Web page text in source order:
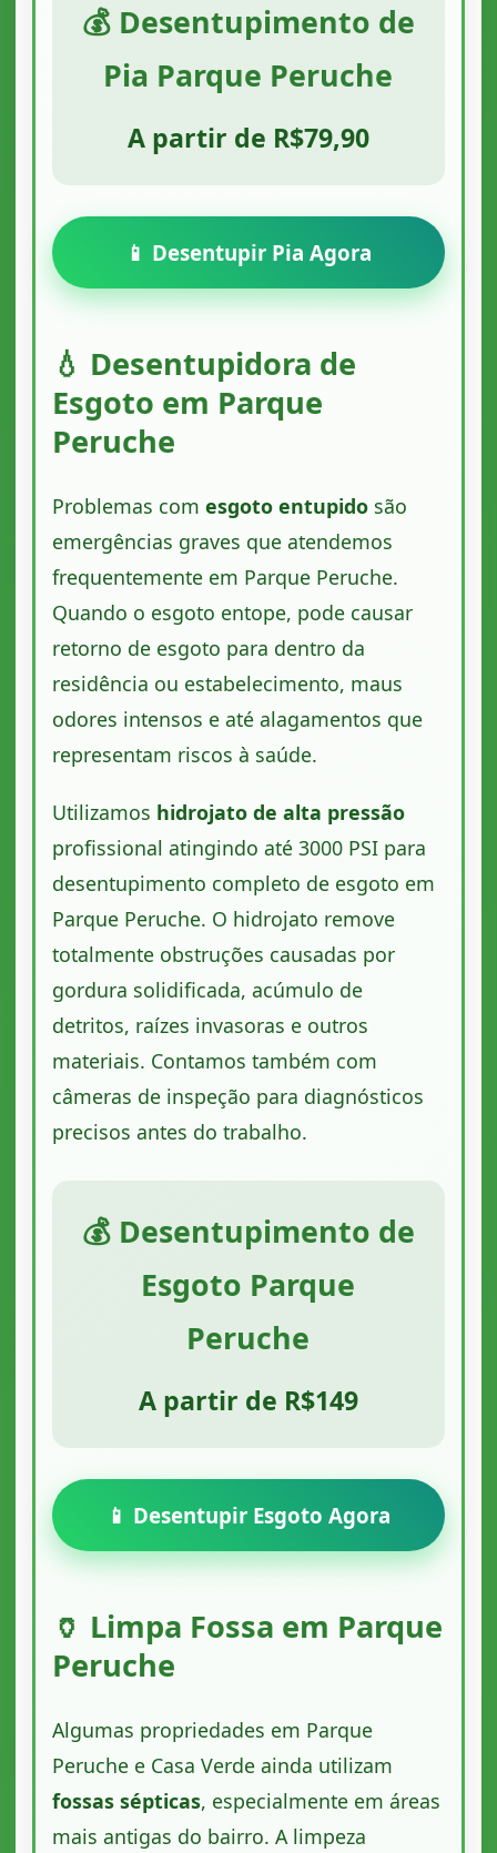
💰 Desentupimento de
Pia Parque Peruche
A partir de R$79,90
📱 Desentupir Pia Agora
💧 Desentupidora de
Esgoto em Parque
Peruche
Problemas com esgoto entupidosão
emergências graves que atendemos
frequentemente em Parque Peruche.
Quando o esgoto entope, pode causar
retorno de esgoto para dentro da
residência ou estabelecimento, maus
odores intensos e até alagamentos que
representam riscos à saúde.
Utilizamos hidrojato de alta pressão
profissional atingindo até 3000 PSI para
desentupimento completo de esgoto em
Parque Peruche. O hidrojato remove
totalmente obstruções causadas por
gordura solidificada, acúmulo de
detritos, raízes invasoras e outros
materiais. Contamos também com
câmeras de inspeção para diagnósticos
precisos antes do trabalho.
💰 Desentupimento de
Esgoto Parque
Peruche
A partir de R$149
📱 Desentupir Esgoto Agora
🏺 Limpa Fossa em Parque
Peruche
Algumas propriedades em Parque
Peruche e Casa Verde ainda utilizam
fossas sépticas, especialmente em áreas
mais antigas do bairro. A limpeza